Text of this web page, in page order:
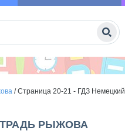
/Страница 20-21 - ГДЗ Немецкий
РЫЖОВА